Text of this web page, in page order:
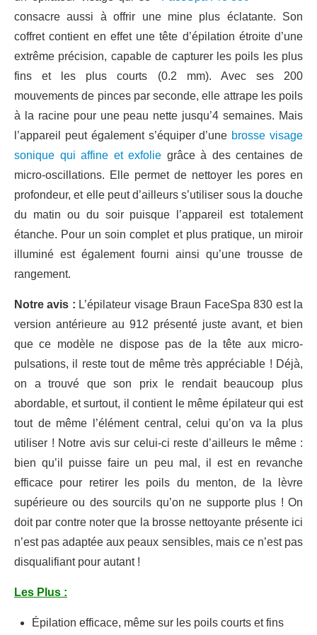
consacre aussi à offrir une mine plus éclatante. Son
coffret contient en effet une tête d’épilation étroite d’une
extrême précision, capable de capturer les poils les plus
fins et les plus courts (0.2 mm). Avec ses 200
mouvements de pinces par seconde, elle attrape les poils
à la racine pour une peau nette jusqu’4 semaines. Mais
l’appareil peut également s’équiper d’une brosse visage
sonique qui affine et exfolie grâce à des centaines de
micro-oscillations. Elle permet de nettoyer les pores en
profondeur, et elle peut d’ailleurs s’utiliser sous la douche
du matin ou du soir puisque l’appareil est totalement
étanche. Pour un soin complet et plus pratique, un miroir
illuminé est également fourni ainsi qu’une trousse de
rangement.
Notre avis : L’épilateur visage Braun FaceSpa 830 est la
version antérieure au 912 présenté juste avant, et bien
que ce modèle ne dispose pas de la tête aux micro-
pulsations, il reste tout de même très appréciable ! Déjà,
on a trouvé que son prix le rendait beaucoup plus
abordable, et surtout, il contient le même épilateur qui est
tout de même l’élément central, celui qu’on va la plus
utiliser ! Notre avis sur celui-ci reste d’ailleurs le même :
bien qu’il puisse faire un peu mal, il est en revanche
efficace pour retirer les poils du menton, de la lèvre
supérieure ou des sourcils qu’on ne supporte plus ! On
doit par contre noter que la brosse nettoyante présente ici
n’est pas adaptée aux peaux sensibles, mais ce n’est pas
disqualifiant pour autant !
Les Plus :
Épilation efficace, même sur les poils courts et fins